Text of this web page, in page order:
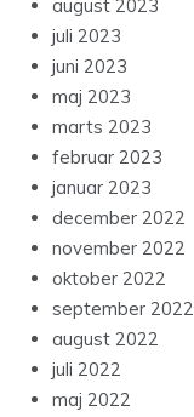
august 2023
juli 2023
juni 2023
maj 2023
marts 2023
februar 2023
januar 2023
december 2022
november 2022
oktober 2022
september 2022
august 2022
juli 2022
maj 2022